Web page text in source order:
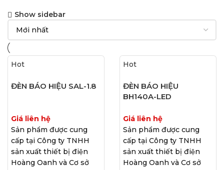
Show sidebar
Hot
ĐÈN BÁO HIỆU SAL-1.8
Giá liên hệ
Sản phẩm được cung
cấp tại Công ty TNHH
sản xuất thiết bị điện
Hoàng Oanh và Cơ sở
Hot
ĐÈN BÁO HIỆU
BH140A-LED
Giá liên hệ
Sản phẩm được cung
cấp tại Công ty TNHH
sản xuất thiết bị điện
Hoàng Oanh và Cơ sở